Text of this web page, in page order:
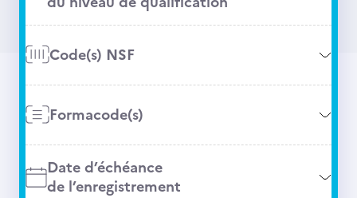
Code(s) NSF
Formacode(s)
Date d’échéance
de l’enregistrement